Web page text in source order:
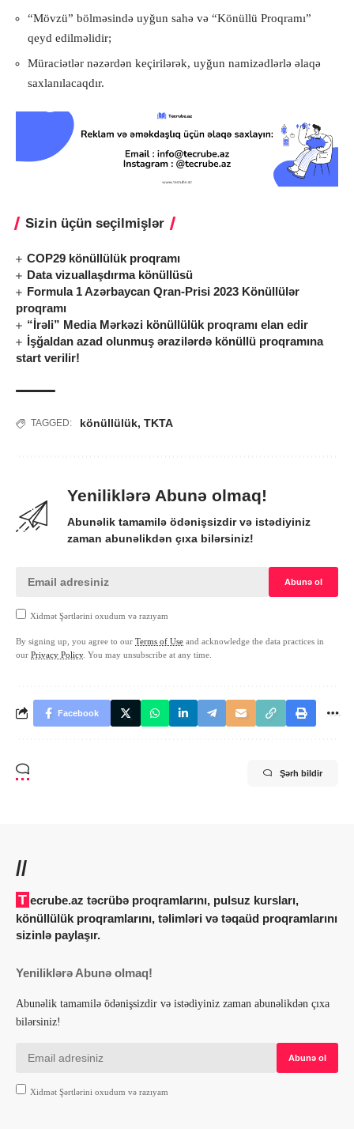
“Mövzü” bölməsində uyğun sahə və “Könüllü Proqramı”
qeyd edilməlidir;
Müraciətlər nəzərdən keçirilərək, uyğun namizədlərlə əlaqə
saxlanılacaqdır.
Sizin üçün seçilmişlər
COP29 könüllülük proqramı
Data vizuallaşdırma könüllüsü
Formula 1 Azərbaycan Qran-Prisi 2023 Könüllülər
proqramı
“İrəli” Media Mərkəzi könüllülük proqramı elan edir
İşğaldan azad olunmuş ərazilərdə könüllü proqramına
start verilir!
TAGGED: könüllülük, TKTA
Yeniliklərə Abunə olmaq!
Abunəlik tamamilə ödənişsizdir və istədiyiniz
zaman abunəlikdən çıxa bilərsiniz!
Xidmət Şərtlərini oxudum və razıyam
By signing up, you agree to our Terms of Use and acknowledge the data practices in
our Privacy Policy. You may unsubscribe at any time.
Facebook
Şərh bildir
//
Tecrube.az təcrübə proqramlarını, pulsuz kursları,
könüllülük proqramlarını, təlimləri və təqaüd proqramlarını
sizinlə paylaşır.
Yeniliklərə Abunə olmaq!
Abunəlik tamamilə ödənişsizdir və istədiyiniz zaman abunəlikdən çıxa
bilərsiniz!
Xidmət Şərtlərini oxudum və razıyam